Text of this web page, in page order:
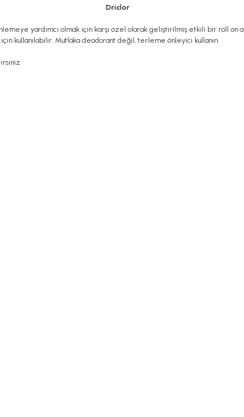
Driclor
yardımcı olmak için karşı özel olarak geliştirilmiş etkili bir roll
kullanılabilir. Mutlaka deodorant değil, terleme önleyici kullanın.